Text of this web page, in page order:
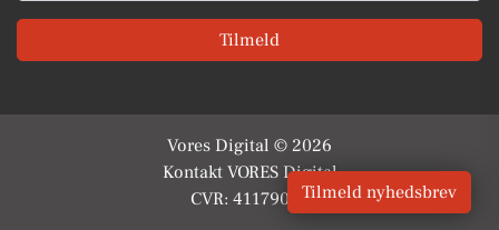
Tilmeld
Vores Digital © 2026
Kontakt VORES Digital
CVR: 41179082Tilmeld nyhedsbrev